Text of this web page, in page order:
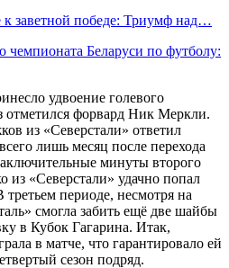
заветной победе: Триумф над…
чемпионата Беларуси по футболу:
удвоение голевого
отметился форвард Ник Меркли.
из «Северстали» ответил
лишь месяц после перехода
минуты второго
«Северстали» удачно попал
периоде, несмотря на
смогла забить ещё две шайбы
в Кубок Гагарина. Итак,
в матче, что гарантировало ей
сезон подряд.